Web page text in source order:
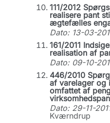
111/2012
realisere pant
ægtefælles
Dato: 13-03-
161/2011
realisation af
Dato: 09-10-
446/2010
af varelager og
omfattet af
Dato: 29-11-
Kværndrup